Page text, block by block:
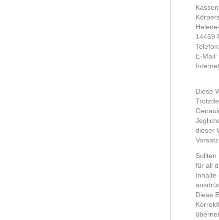
14469
E-Mail:
Diese
dieser
Sollten
für all
Inhalte
Diese